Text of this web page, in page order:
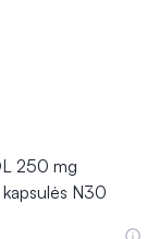
250 mg
N30